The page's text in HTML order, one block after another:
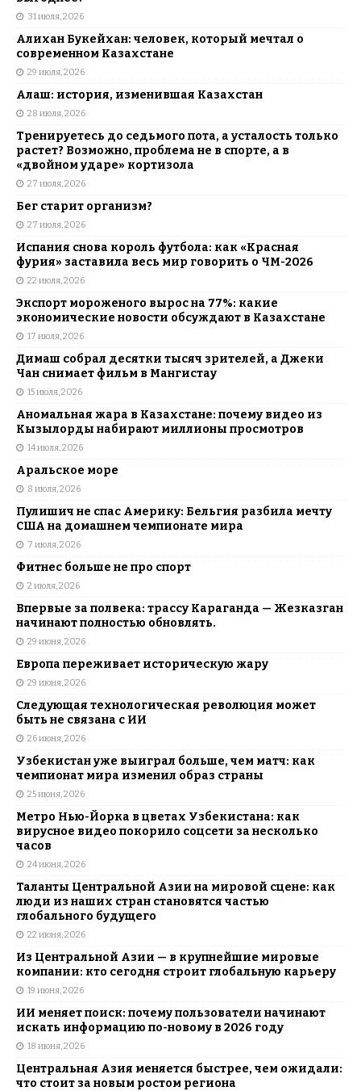
31 июля, 2026
Алихан Букейхан: человек, который мечтал о
современном Казахстане
29 июля, 2026
Алаш: история, изменившая Казахстан
28 июля, 2026
Тренируетесь до седьмого пота, а усталость только
растет? Возможно, проблема не в спорте, а в
«двойном ударе» кортизола
27 июля, 2026
Бег старит организм?
27 июля, 2026
Испания снова король футбола: как «Красная
фурия» заставила весь мир говорить о ЧМ-2026
22 июля, 2026
Экспорт мороженого вырос на 77%: какие
экономические новости обсуждают в Казахстане
17 июля, 2026
Димаш собрал десятки тысяч зрителей, а Джеки
Чан снимает фильм в Мангистау
15 июля, 2026
Аномальная жара в Казахстане: почему видео из
Кызылорды набирают миллионы просмотров
14 июля, 2026
Аральское море
8 июля, 2026
Пулишич не спас Америку: Бельгия разбила мечту
США на домашнем чемпионате мира
7 июля, 2026
Фитнес больше не про спорт
2 июля, 2026
Впервые за полвека: трассу Караганда — Жезказган
начинают полностью обновлять.
29 июня, 2026
Европа переживает историческую жару
29 июня, 2026
Следующая технологическая революция может
быть не связана с ИИ
26 июня, 2026
Узбекистан уже выиграл больше, чем матч: как
чемпионат мира изменил образ страны
25 июня, 2026
Метро Нью-Йорка в цветах Узбекистана: как
вирусное видео покорило соцсети за несколько
часов
24 июня, 2026
Таланты Центральной Азии на мировой сцене: как
люди из наших стран становятся частью
глобального будущего
22 июня, 2026
Из Центральной Азии — в крупнейшие мировые
компании: кто сегодня строит глобальную карьеру
19 июня, 2026
ИИ меняет поиск: почему пользователи начинают
искать информацию по-новому в 2026 году
18 июня, 2026
Центральная Азия меняется быстрее, чем ожидали:
что стоит за новым ростом региона